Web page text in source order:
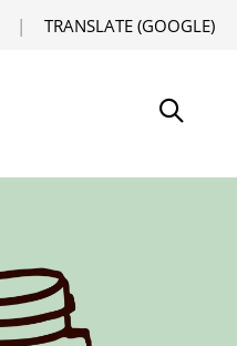
TRANSLATE (GOOGLE)
Søg